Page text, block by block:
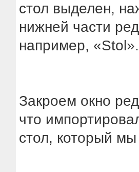
стол выделен,
нижней части
например, «Stol».
Закроем окно
что
стол, который